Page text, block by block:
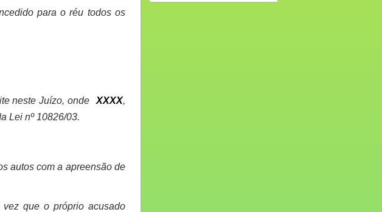
para o réu todos os
neste Juízo, onde XXXX,
Lei nº 10826/03.
autos com a apreensão de
que o próprio acusado